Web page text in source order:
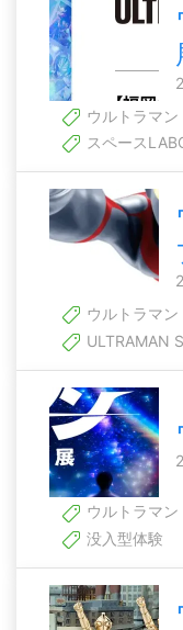
ウルトラマン
スペース
ウルトラマン
ULTRAMAN
ウルトラマン
没入型体験